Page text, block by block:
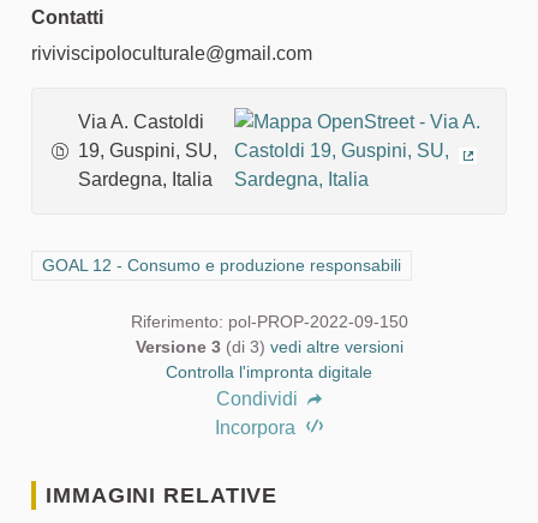
Contatti
riviviscipoloculturale@gmail.com
Via A. Castoldi
19, Guspini, SU,
Sardegna, Italia
Filtra i risultati per categoria: GOAL 12 - Consumo e produzione
GOAL 12 - Consumo e produzione responsabili
Riferimento: pol-PROP-2022-09-150
Versione 3(di 3) vedi altre versioni
Controlla l'impronta digitale
Condividi
Incorpora
IMMAGINI RELATIVE